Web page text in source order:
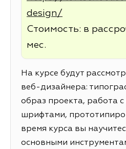
design/
Стоимость: в
мес.
На курсе будут
веб-дизайнера:
образ проекта, работа
шрифтами,
время курса вы
основными